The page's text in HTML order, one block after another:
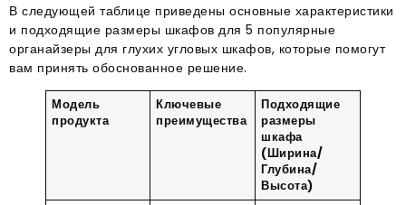
В следующей таблице приведены основные характеристики
и подходящие размеры шкафов для 5 популярные
органайзеры для глухих угловых шкафов, которые помогут
вам принять обоснованное решение.
Модель
продукта
Ключевые
преимущества
Подходящие
размеры
шкафа
(Ширина/
Глубина/
Высота)